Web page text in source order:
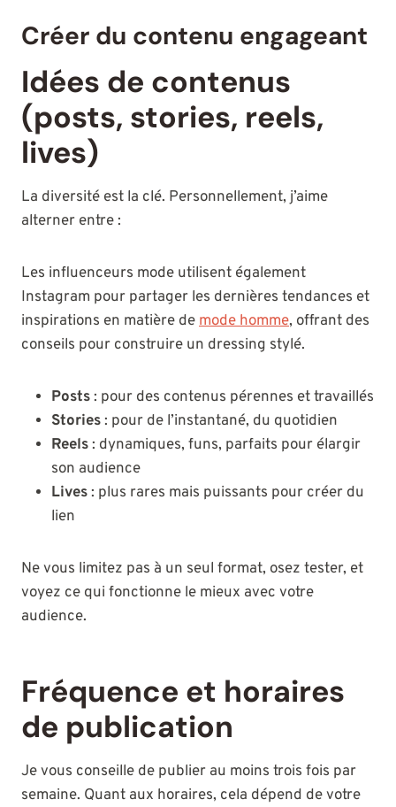
Créer du contenu engageant
Idées de contenus
(posts, stories, reels,
lives)
La diversité est la clé. Personnellement, j’aime
alterner entre :
Les influenceurs mode utilisent également
Instagram pour partager les dernières tendances et
inspirations en matière demode homme, offrant des
conseils pour construire un dressing stylé.
Posts: pour des contenus pérennes et travaillés
Stories: pour de l’instantané, du quotidien
Reels: dynamiques, funs, parfaits pour élargir
son audience
Lives: plus rares mais puissants pour créer du
lien
Ne vous limitez pas à un seul format, osez tester, et
voyez ce qui fonctionne le mieux avec votre
audience.
Fréquence et horaires
de publication
Je vous conseille de publier au moins trois fois par
semaine. Quant aux horaires, cela dépend de votre